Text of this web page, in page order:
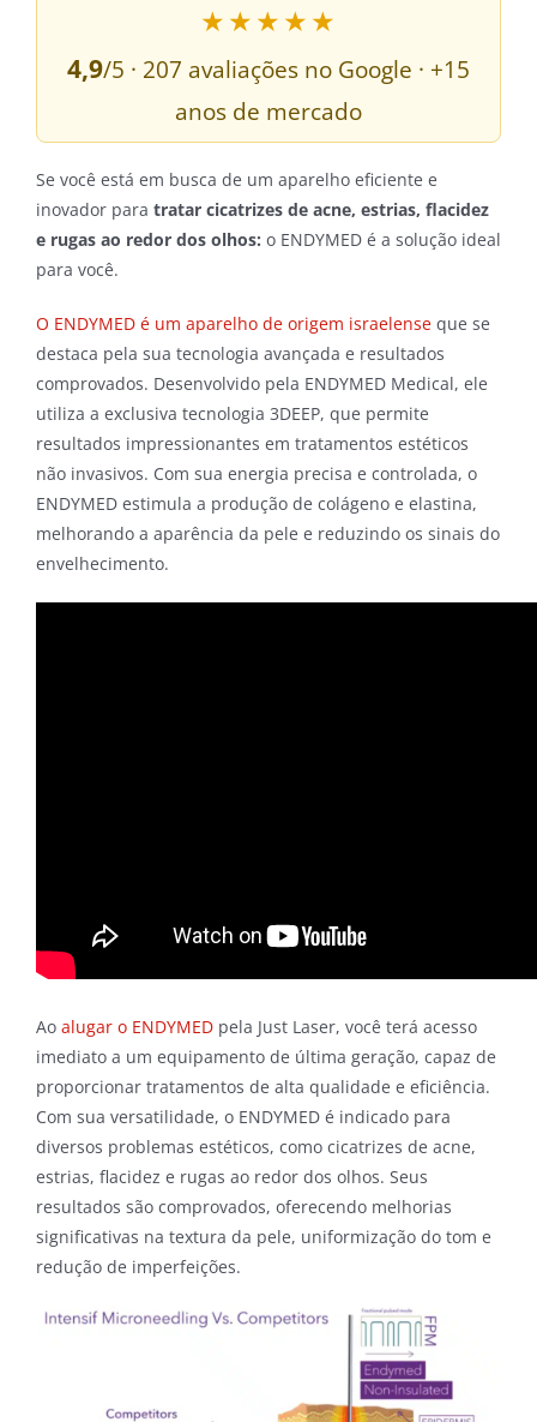
★★★★★
4,9/5 · 207 avaliações no Google · +15
anos de mercado
Se você está em busca de um aparelho eficiente e
inovador para tratar cicatrizes de acne, estrias, flacidez
e rugas ao redor dos olhos: o ENDYMED é a solução ideal
para você.
O ENDYMED é um aparelho de origem israelense que se
destaca pela sua tecnologia avançada e resultados
comprovados. Desenvolvido pela ENDYMED Medical, ele
utiliza a exclusiva tecnologia 3DEEP, que permite
resultados impressionantes em tratamentos estéticos
não invasivos. Com sua energia precisa e controlada, o
ENDYMED estimula a produção de colágeno e elastina,
melhorando a aparência da pele e reduzindo os sinais do
envelhecimento.
Ao alugar o ENDYMED pela Just Laser, você terá acesso
imediato a um equipamento de última geração, capaz de
proporcionar tratamentos de alta qualidade e eficiência.
Com sua versatilidade, o ENDYMED é indicado para
diversos problemas estéticos, como cicatrizes de acne,
estrias, flacidez e rugas ao redor dos olhos. Seus
resultados são comprovados, oferecendo melhorias
significativas na textura da pele, uniformização do tom e
redução de imperfeições.